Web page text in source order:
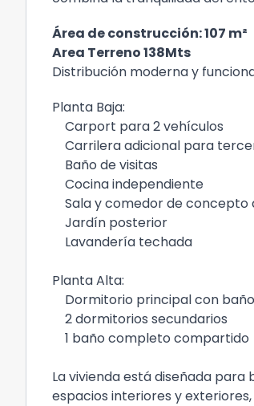
Área de construcción: 107 m²
Area Terreno 138Mts
Distribución moderna y
Planta Baja:
Carport para 2 vehículos
Carrilera adicional para
Baño de visitas
Cocina independiente
Sala y comedor de concepto
Jardín posterior
Lavandería techada
Planta Alta:
Dormitorio principal con
2 dormitorios secundarios
1 baño completo compartido
La vivienda está diseñada
espacios interiores y